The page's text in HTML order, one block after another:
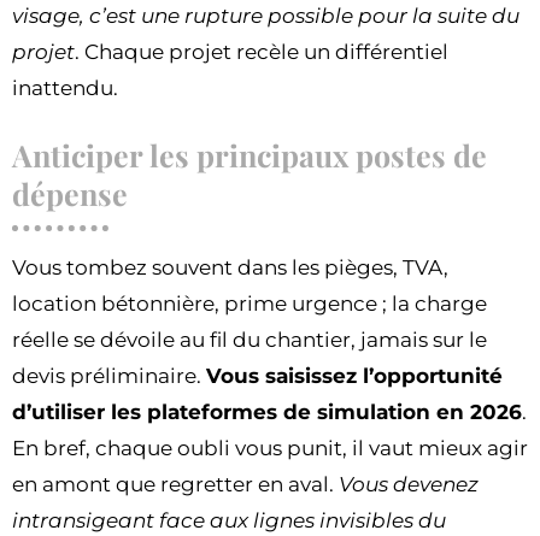
visage, c’est une rupture possible pour la suite du
projet. Chaque projet recèle un différentiel
inattendu.
Anticiper les principaux postes de
dépense
Vous tombez souvent dans les pièges, TVA,
location bétonnière, prime urgence ; la charge
réelle se dévoile au fil du chantier, jamais sur le
devis préliminaire. Vous saisissez l’opportunité
d’utiliser les plateformes de simulation en 2026.
En bref, chaque oubli vous punit, il vaut mieux agir
en amont que regretter en aval. Vous devenez
intransigeant face aux lignes invisibles du